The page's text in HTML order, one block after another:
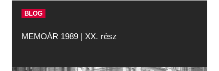
BLOG
MEMOÁR 1989 | XX. rész